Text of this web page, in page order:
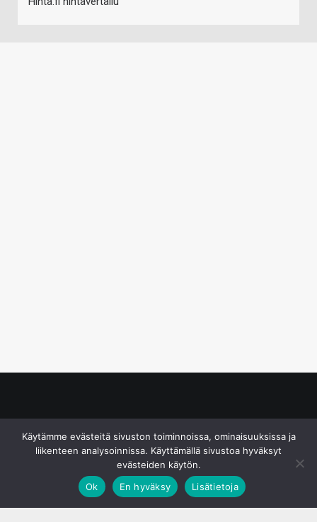
Käytämme evästeitä sivuston toiminnoissa, ominaisuuksissa ja
liikenteen analysoinnissa. Käyttämällä sivustoa hyväksyt
evästeiden käytön.
Ok
En hyväksy Lisätietoja